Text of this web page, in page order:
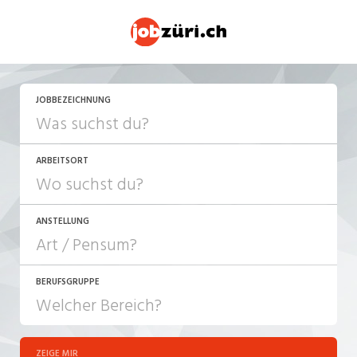
JOBBEZEICHNUNG
ARBEITSORT
ANSTELLUNG
JOB-TYP
Festanstellung
BERUFSGRUPPE
ZEIGE MIR